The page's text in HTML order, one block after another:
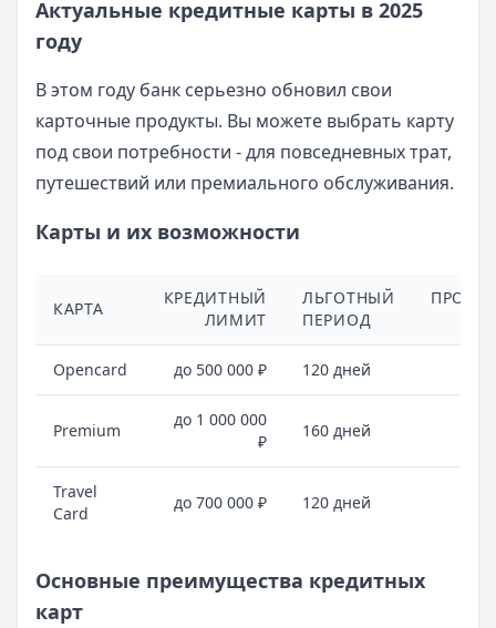
Актуальные кредитные карты в 2025
году
В этом году банк серьезно обновил свои
карточные продукты. Вы можете выбрать карту
под свои потребности - для повседневных трат,
путешествий или премиального обслуживания.
Карты и их возможности
КАРТА
КРЕДИТНЫЙ
ЛИМИТ
ЛЬГОТНЫЙ
ПЕРИОД
Opencard до 500 000 ₽ 120 дней
Premium
до 1 000 000
₽
160 дней
Travel
Card
до 700 000 ₽ 120 дней
Основные преимущества кредитных
карт